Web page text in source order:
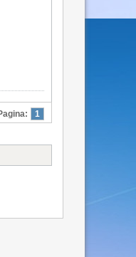
1